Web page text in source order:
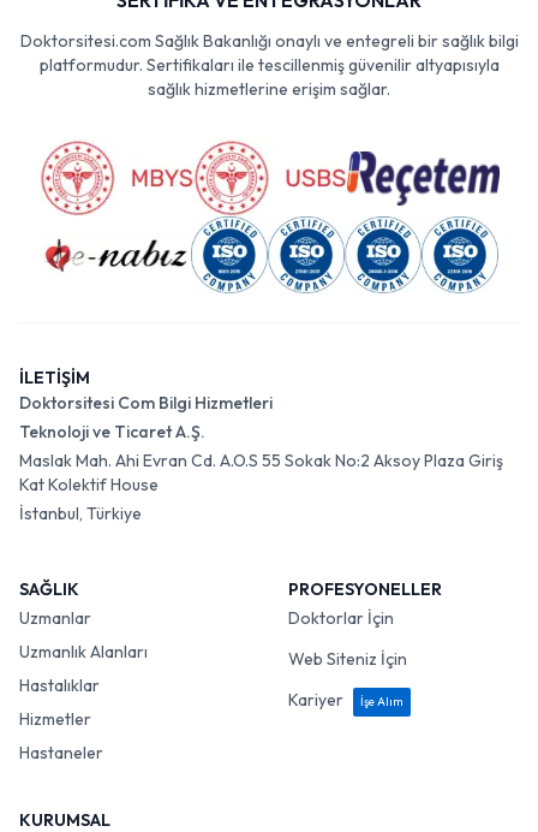
Doktorsitesi.com Sağlık Bakanlığı onaylı ve entegreli bir sağlık bilgi
platformudur. Sertifikaları ile tescillenmiş güvenilir altyapısıyla
sağlık hizmetlerine erişim sağlar.
İLETİŞİM
Doktorsitesi Com Bilgi Hizmetleri
Teknoloji ve Ticaret A.Ş.
Maslak Mah. Ahi Evran Cd. A.O.S 55 Sokak No:2 Aksoy Plaza Giriş
Kat Kolektif House
İstanbul, Türkiye
SAĞLIK
Uzmanlar
Uzmanlık Alanları
Hastalıklar
Hizmetler
Hastaneler
PROFESYONELLER
Doktorlar İçin
Web Siteniz İçin
Kariyer
İşe Alım
KURUMSAL